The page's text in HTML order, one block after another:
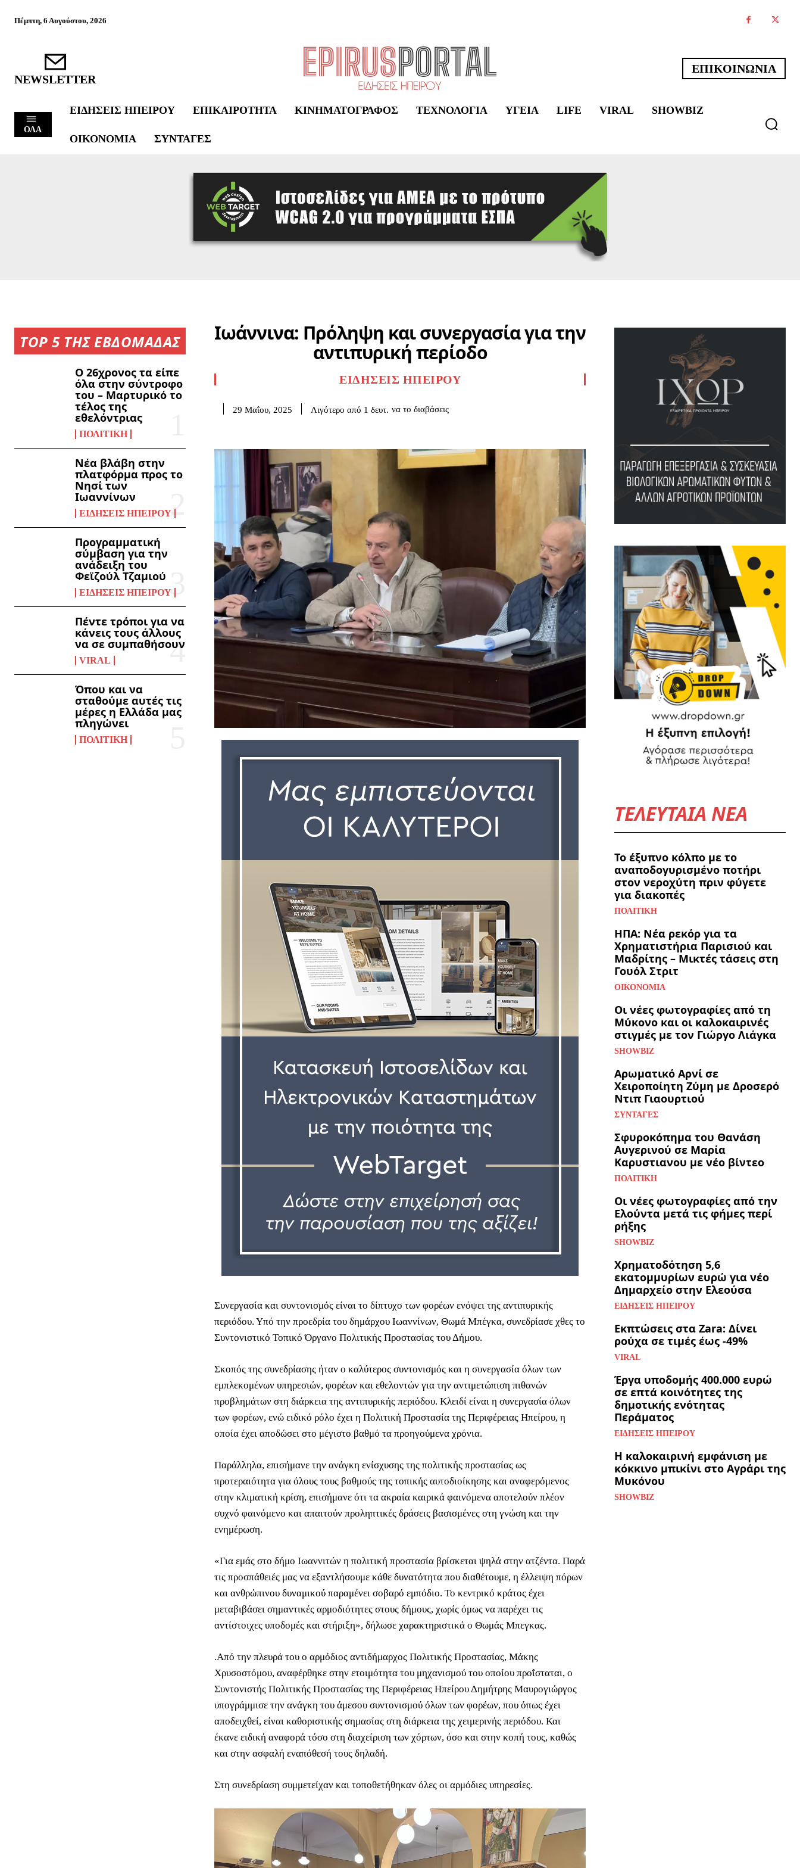
Πέμπτη, 6 Αυγούστου, 2026
NEWSLETTER
ΕΠΙΚΟΙΝΩΝΙΑ
ΟΛΑ
ΕΙΔΉΣΕΙΣ ΗΠΕΊΡΟΥ ΕΠΙΚΑΙΡΌΤΗΤΑ ΚΙΝΗΜΑΤΟΓΡΆΦΟΣ ΤΕΧΝΟΛΟΓΊΑ ΥΓΕΊΑ LIFE VIRAL SHOWBIZ
ΟΙΚΟΝΟΜΊΑ ΣΥΝΤΑΓΈΣ
TOP 5 ΤΗΣ ΕΒΔΟΜΑΔΑΣ
Ο 26χρονος τα είπε
όλα στην σύντροφο
του – Μαρτυρικό το
τέλος της
εθελόντριας
ΠΟΛΙΤΙΚΉ
Νέα βλάβη στην
πλατφόρμα προς το
Νησί των
Ιωαννίνων
ΕΙΔΉΣΕΙΣ ΗΠΕΊΡΟΥ
Προγραμματική
σύμβαση για την
ανάδειξη του
Φεϊζούλ Τζαμιού
ΕΙΔΉΣΕΙΣ ΗΠΕΊΡΟΥ
Πέντε τρόποι για να
κάνεις τους άλλους
να σε συμπαθήσουν
VIRAL
Όπου και να
σταθούμε αυτές τις
μέρες η Ελλάδα μας
πληγώνει
ΠΟΛΙΤΙΚΉ
Ιωάννινα: Πρόληψη και συνεργασία για την
αντιπυρική περίοδο
ΕΙΔΉΣΕΙΣ ΗΠΕΊΡΟΥ
29 Μαΐου, 2025 Λιγότερο από 1 δευτ. να το διαβάσεις
Συνεργασία και συντονισμός είναι το δίπτυχο των φορέων ενόψει της αντιπυρικής
περιόδου. Υπό την προεδρία του δημάρχου Ιωαννίνων, Θωμά Μπέγκα, συνεδρίασε χθες το
Συντονιστικό Τοπικό Όργανο Πολιτικής Προστασίας του Δήμου.
Σκοπός της συνεδρίασης ήταν ο καλύτερος συντονισμός και η συνεργασία όλων των
εμπλεκομένων υπηρεσιών, φορέων και εθελοντών για την αντιμετώπιση πιθανών
προβλημάτων στη διάρκεια της αντιπυρικής περιόδου. Κλειδί είναι η συνεργασία όλων
των φορέων, ενώ ειδικό ρόλο έχει η Πολιτική Προστασία της Περιφέρειας Ηπείρου, η
οποία έχει αποδώσει στο μέγιστο βαθμό τα προηγούμενα χρόνια.
Παράλληλα, επισήμανε την ανάγκη ενίσχυσης της πολιτικής προστασίας ως
προτεραιότητα για όλους τους βαθμούς της τοπικής αυτοδιοίκησης και αναφερόμενος
στην κλιματική κρίση, επισήμανε ότι τα ακραία καιρικά φαινόμενα αποτελούν πλέον
συχνό φαινόμενο και απαιτούν προληπτικές δράσεις βασισμένες στη γνώση και την
ενημέρωση.
«Για εμάς στο δήμο Ιωαννιτών η πολιτική προστασία βρίσκεται ψηλά στην ατζέντα. Παρά
τις προσπάθειές μας να εξαντλήσουμε κάθε δυνατότητα που διαθέτουμε, η έλλειψη πόρων
και ανθρώπινου δυναμικού παραμένει σοβαρό εμπόδιο. Το κεντρικό κράτος έχει
μεταβιβάσει σημαντικές αρμοδιότητες στους δήμους, χωρίς όμως να παρέχει τις
αντίστοιχες υποδομές και στήριξη», δήλωσε χαρακτηριστικά ο Θωμάς Μπεγκας.
.Από την πλευρά του ο αρμόδιος αντιδήμαρχος Πολιτικής Προστασίας, Μάκης
Χρυσοστόμου, αναφέρθηκε στην ετοιμότητα του μηχανισμού του οποίου προΐσταται, ο
Συντονιστής Πολιτικής Προστασίας της Περιφέρειας Ηπείρου Δημήτρης Μαυρογιώργος
υπογράμμισε την ανάγκη του άμεσου συντονισμού όλων των φορέων, που όπως έχει
αποδειχθεί, είναι καθοριστικής σημασίας στη διάρκεια της χειμερινής περιόδου. Και
έκανε ειδική αναφορά τόσο στη διαχείριση των χόρτων, όσο και στην κοπή τους, καθώς
και στην ασφαλή εναπόθεσή τους δηλαδή.
Στη συνεδρίαση συμμετείχαν και τοποθετήθηκαν όλες οι αρμόδιες υπηρεσίες.
ΤΕΛΕΥΤΑΙΑ ΝΕΑ
Το έξυπνο κόλπο με το
αναποδογυρισμένο ποτήρι
στον νεροχύτη πριν φύγετε
για διακοπές
ΠΟΛΙΤΙΚΉ
ΗΠΑ: Νέα ρεκόρ για τα
Χρηματιστήρια Παρισιού και
Μαδρίτης – Μικτές τάσεις στη
Γουόλ Στριτ
ΟΙΚΟΝΟΜΊΑ
Οι νέες φωτογραφίες από τη
Μύκονο και οι καλοκαιρινές
στιγμές με τον Γιώργο Λιάγκα
SHOWBIZ
Αρωματικό Αρνί σε
Χειροποίητη Ζύμη με Δροσερό
Ντιπ Γιαουρτιού
ΣΥΝΤΑΓΈΣ
Σφυροκόπημα του Θανάση
Αυγερινού σε Μαρία
Καρυστιανου με νέο βίντεο
ΠΟΛΙΤΙΚΉ
Οι νέες φωτογραφίες από την
Ελούντα μετά τις φήμες περί
ρήξης
SHOWBIZ
Χρηματοδότηση 5,6
εκατομμυρίων ευρώ για νέο
Δημαρχείο στην Ελεούσα
ΕΙΔΉΣΕΙΣ ΗΠΕΊΡΟΥ
Εκπτώσεις στα Zara: Δίνει
ρούχα σε τιμές έως -49%
VIRAL
Έργα υποδομής 400.000 ευρώ
σε επτά κοινότητες της
δημοτικής ενότητας
Περάματος
ΕΙΔΉΣΕΙΣ ΗΠΕΊΡΟΥ
Η καλοκαιρινή εμφάνιση με
κόκκινο μπικίνι στο Αγράρι της
Μυκόνου
SHOWBIZ